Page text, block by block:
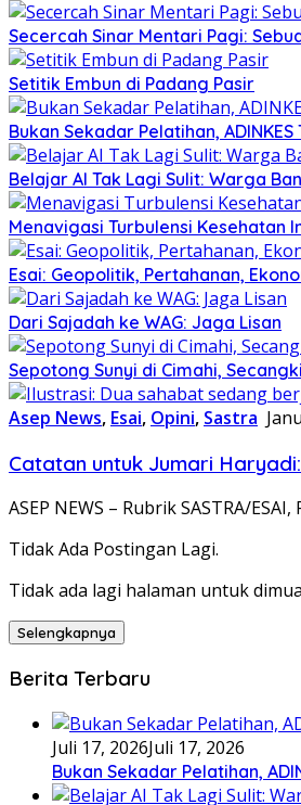
Secercah Sinar Mentari Pagi:
Setitik Embun di Padang Pasir
Bukan Sekadar Pelatihan,
Belajar AI Tak Lagi Sulit: Warga
Menavigasi Turbulensi Kesehatan
Esai: Geopolitik, Pertahanan,
Dari Sajadah ke WAG: Jaga Lisan
Sepotong Sunyi di Cimahi,
Asep News, Esai, Opini, Sastra
Catatan untuk Jumari
ASEP NEWS – Rubrik SASTRA/
Tidak Ada Postingan Lagi.
Tidak ada lagi halaman untuk
Selengkapnya
Berita Terbaru
Juli 17, 2026Juli 17, 2026
Bukan Sekadar Pelatihan,